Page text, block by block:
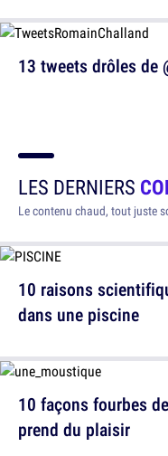
13 tweets drôles de
LES DERNIERS
Le contenu chaud, tout juste
10 raisons
dans une piscine
10 façons fourbes
prend du plaisir